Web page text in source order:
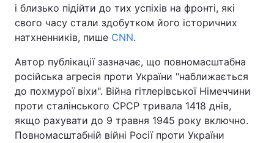
Спорт Наука
Техно і зв'язок
Зброя Інциденти
Здоров'я Туризм
Цікавинки Погода
і близько підійти до тих успіхів на фронті, які
свого часу стали здобутком його історичних
натхненників, пише CNN.
Автор публікації зазначає, що повномасштабна
російська агресія проти України "наближається
до похмурої віхи". Війна гітлерівської Німеччини
проти сталінського СРСР тривала 1418 днів,
якщо рахувати до 9 травня 1945 року включно.
Повномасштабній війні Росії проти України